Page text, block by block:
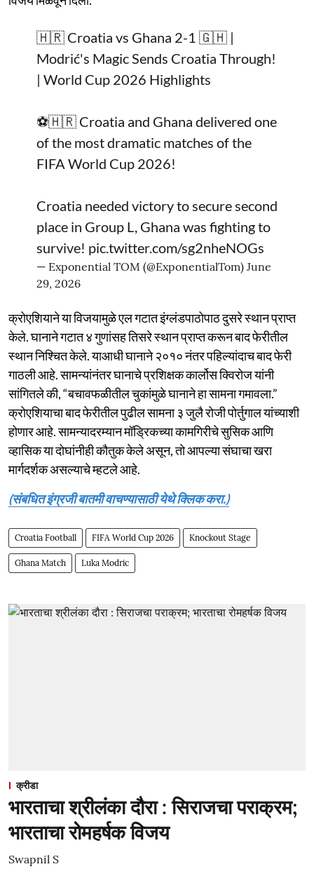
🇭🇷 Croatia vs Ghana 2-1 🇬🇭 |
Modrić's Magic Sends Croatia Through!
| World Cup 2026 Highlights
⚽🇭🇷 Croatia and Ghana delivered one
of the most dramatic matches of the
FIFA World Cup 2026!
Croatia needed victory to secure second
place in Group L, Ghana was fighting to
survive! pic.twitter.com/sg2nheNOGs
— Exponential TOM (@ExponentialTom) June
29, 2026
क्रोएशियाने या विजयामुळे एल गटात इंग्लंडपाठोपाठ दुसरे स्थान प्राप्त
केले. घानाने गटात ४ गुणांसह तिसरे स्थान प्राप्त करून बाद फेरीतील
स्थान निश्चित केले. याआधी घानाने २०१० नंतर पहिल्यांदाच बाद फेरी
गाठली आहे. सामन्यांनंतर घानाचे प्रशिक्षक कार्लोस क्विरोज यांनी
सांगितले की, “बचावफळीतील चुकांमुळे घानाने हा सामना गमावला.”
क्रोएशियाचा बाद फेरीतील पुढील सामना ३ जुलै रोजी पोर्तुगाल यांच्याशी
होणार आहे. सामन्यादरम्यान मॉड्रिकच्या कामगिरीचे सुसिक आणि
व्हासिक या दोघांनीही कौतुक केले असून, तो आपल्या संघाचा खरा
मार्गदर्शक असल्याचे म्हटले आहे.
(संबधित इंग्रजी बातमी वाचण्यासाठी येथे क्लिक करा.)
Croatia Football FIFA World Cup 2026 Knockout Stage
Ghana Match Luka Modric
क्रीडा
भारताचा श्रीलंका दौरा : सिराजचा पराक्रम;
भारताचा रोमहर्षक विजय
Swapnil S